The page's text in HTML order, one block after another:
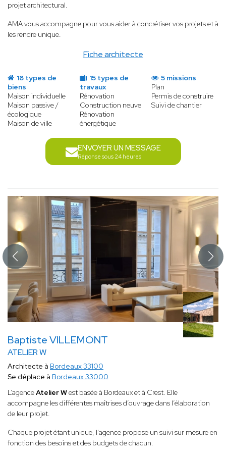
Fiche architecte
projet architectural.
AMA vous accompagne pour vous aider à concrétiser vos projets et à
les rendre unique.
18 types de
biens
Maison individuelle
Maison passive /
écologique
Maison de ville
15 types de
travaux
Rénovation
Construction neuve
Rénovation
énergétique
5 missions
Plan
Permis de construire
Suivi de chantier
ENVOYER UN MESSAGE
Réponse sous 24 heures
Baptiste VILLEMONT
ATELIER W
Architecte à Bordeaux 33100
Se déplace à Bordeaux 33000
L’agenceAtelier West basée à Bordeaux et à Crest. Elle
accompagne les différentes maîtrises d’ouvrage dans l’élaboration
de leur projet.
Chaque projet étant unique, l’agence propose un suivi sur mesure en
fonction des besoins et des budgets de chacun.